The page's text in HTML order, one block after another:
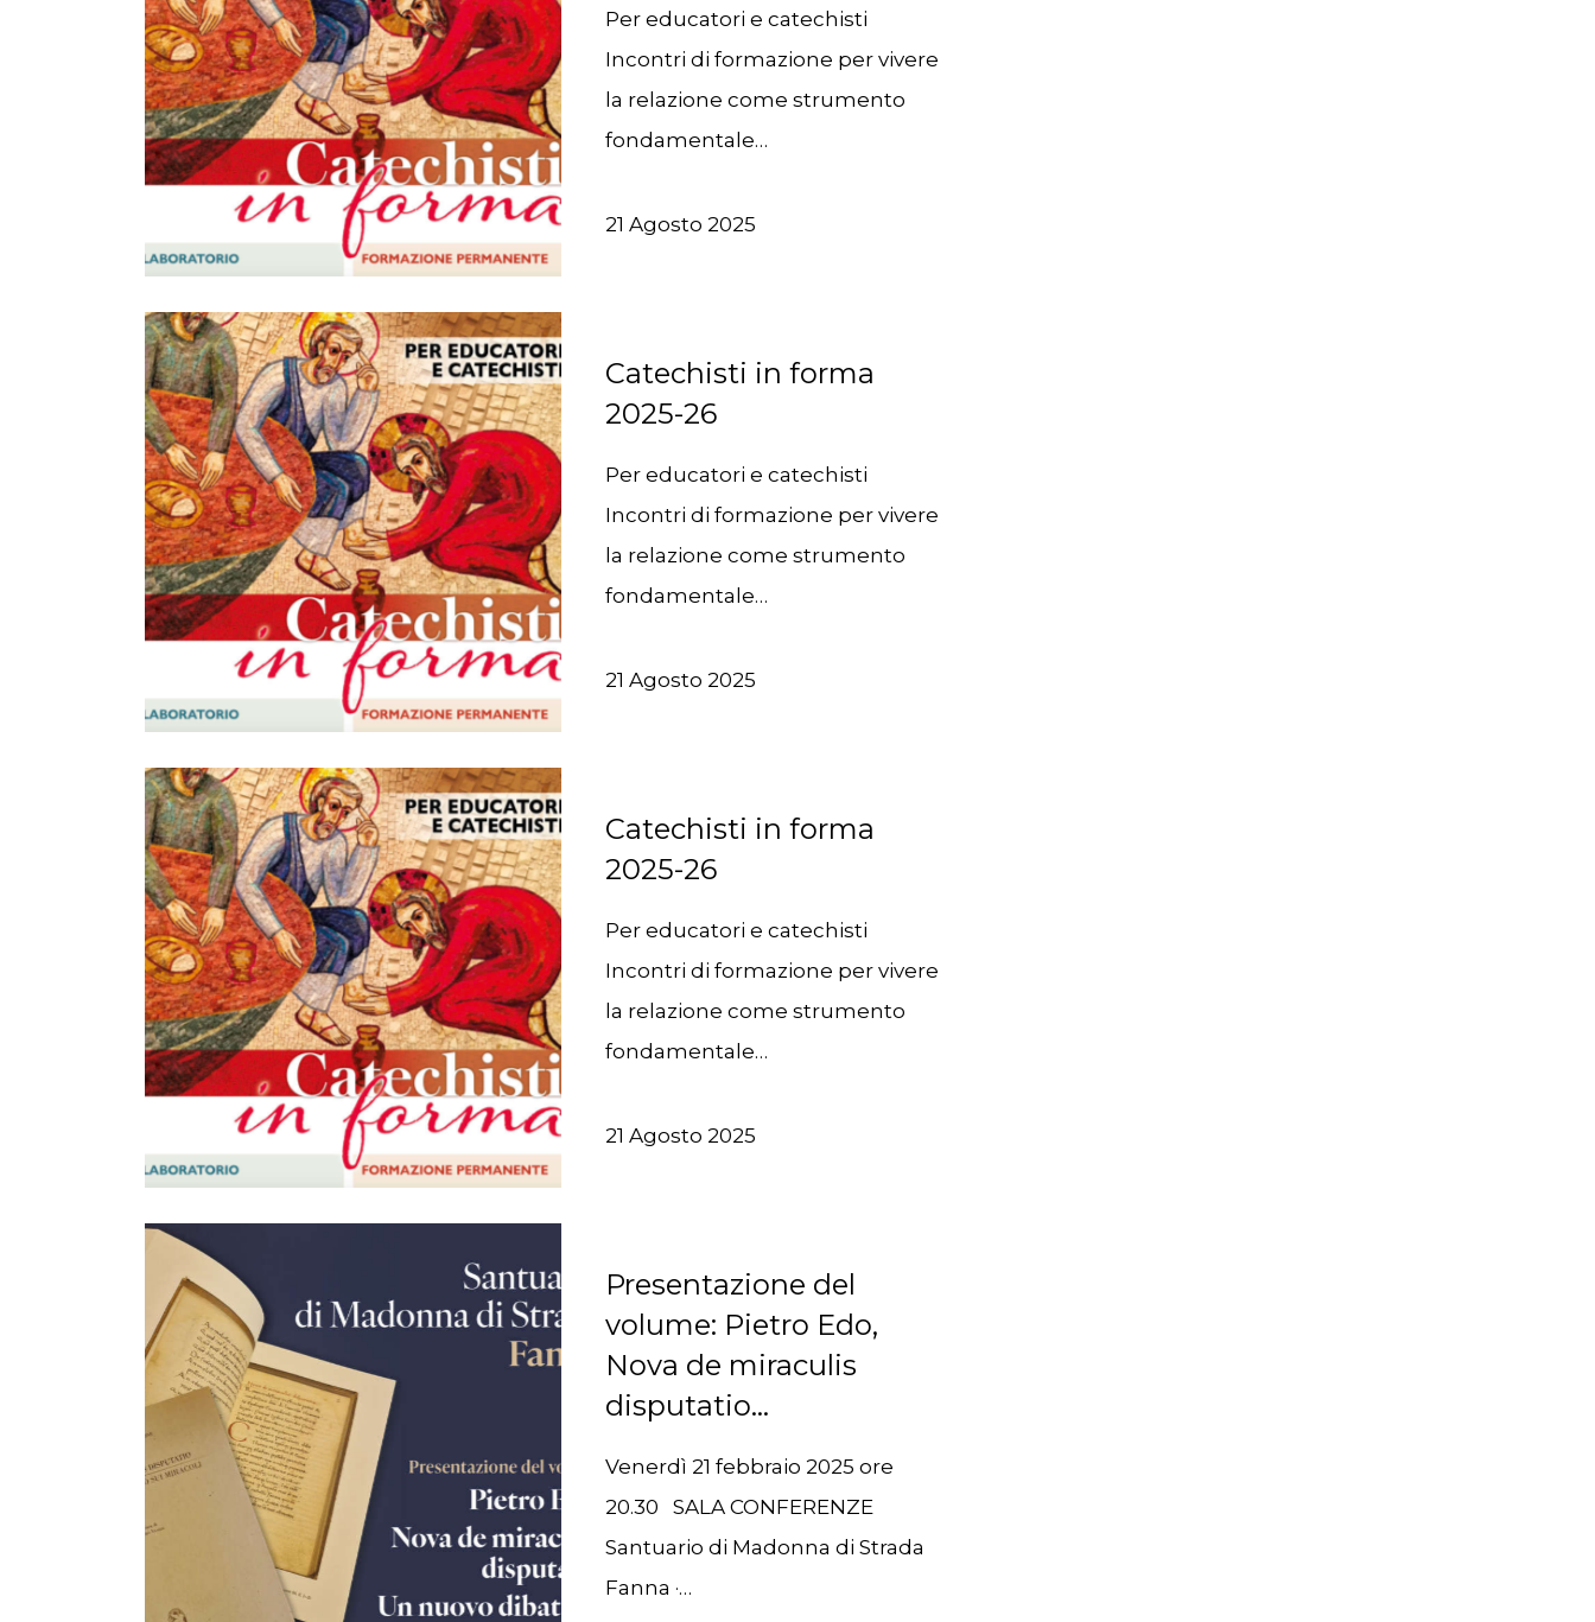
Per educatori e catechisti
Incontri di formazione per vivere
la relazione come strumento
fondamentale…
21 Agosto 2025
Catechisti in forma
2025-26
Per educatori e catechisti
Incontri di formazione per vivere
la relazione come strumento
fondamentale…
21 Agosto 2025
Catechisti in forma
2025-26
Per educatori e catechisti
Incontri di formazione per vivere
la relazione come strumento
fondamentale…
21 Agosto 2025
Presentazione del
volume: Pietro Edo,
Nova de miraculis
disputatio…
Venerdì 21 febbraio 2025 ore
20.30 SALA CONFERENZE
Santuario di Madonna di Strada
Fanna ·…